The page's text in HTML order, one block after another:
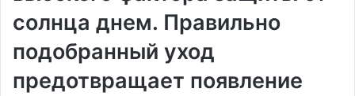
солнца днем. Правильно
подобранный уход
предотвращает появление